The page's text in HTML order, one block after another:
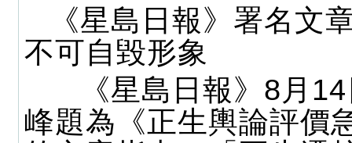
《星島日報》署名文
不可自毀形象
《星島日報》8月14
峰題為《正生輿論評價